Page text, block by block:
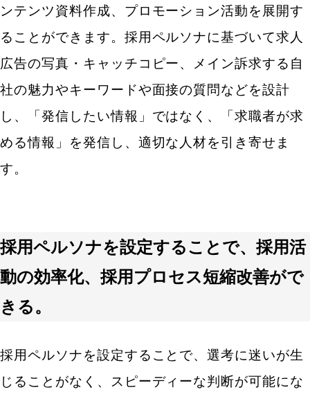
ンテンツ資料作成、プロモーション活動を展開す
ることができます。採用ペルソナに基づいて求人
広告の写真・キャッチコピー、メイン訴求する自
社の魅力やキーワードや面接の質問などを設計
し、「発信したい情報」ではなく、「求職者が求
める情報」を発信し、適切な人材を引き寄せま
す。
採用ペルソナを設定することで、採用活
動の効率化、採用プロセス短縮改善がで
きる。
採用ペルソナを設定することで、選考に迷いが生
じることがなく、スピーディーな判断が可能にな